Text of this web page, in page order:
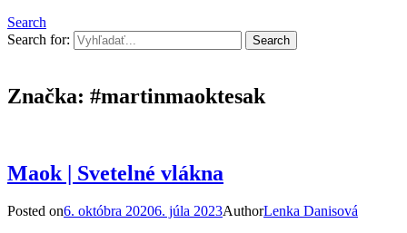
Search
Search for:
Značka: #martinmaoktesak
Maok | Svetelné vlákna
Posted on6. októbra 20206. júla 2023AuthorLenka Danisová